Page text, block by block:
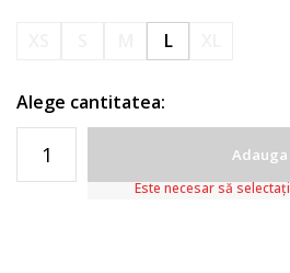
L
Alege cantitatea:
Adauga
Este necesar să